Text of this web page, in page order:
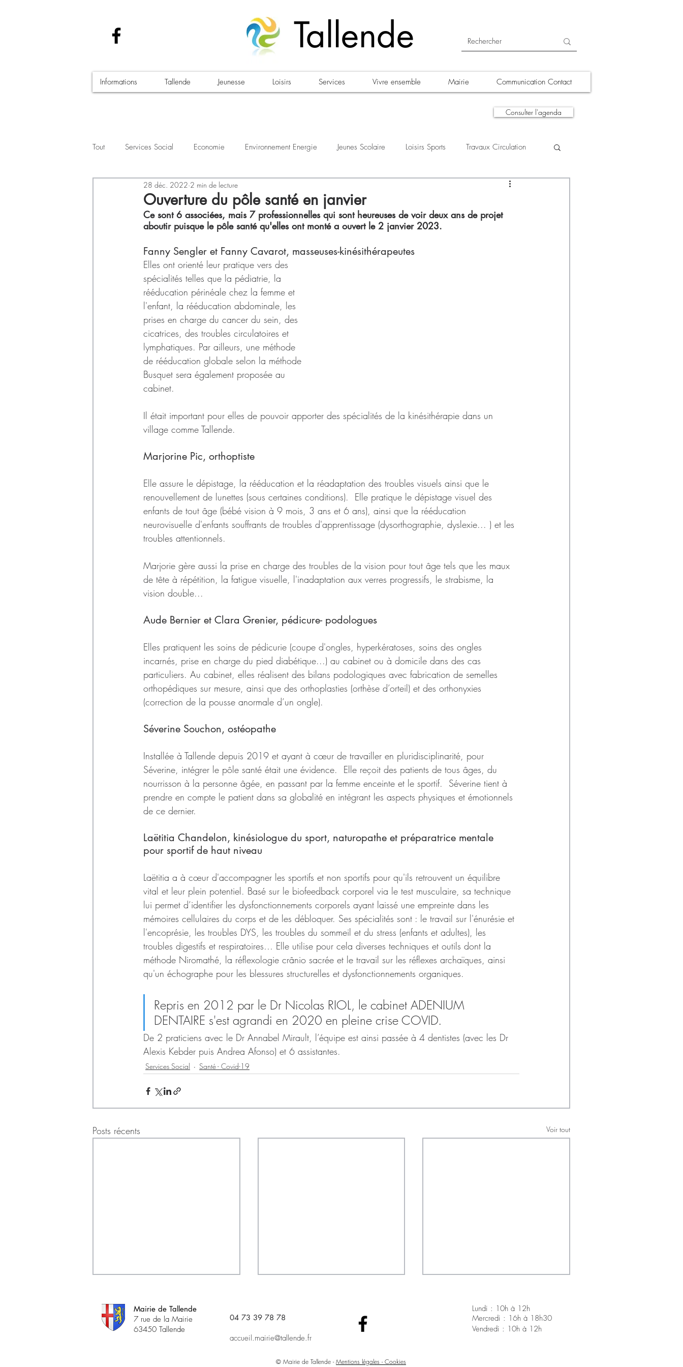
Tallende
Informations Tallende Jeunesse Loisirs Services Vivre ensemble Mairie Communication Contact
Consulter l'agenda
Tout Services Social Economie Environnement Energie Jeunes Scolaire Loisirs Sports Travaux Circulation
Santé - Covid-19 Culture Manifestations A la une
Ouverture du pôle santé en janvier
28 déc. 2022 2 min de lecture
Ce sont 6 associées, mais 7 professionnelles qui sont heureuses de voir deux ans de projet
aboutir puisque le pôle santé qu'elles ont monté a ouvert le 2 janvier 2023.
Fanny Sengler et Fanny Cavarot, masseuses-kinésithérapeutes
Elles ont orienté leur pratique vers des
spécialités telles que la pédiatrie, la
rééducation périnéale chez la femme et
l'enfant, la rééducation abdominale, les
prises en charge du cancer du sein, des
cicatrices, des troubles circulatoires et
lymphatiques. Par ailleurs, une méthode
de rééducation globale selon la méthode
Busquet sera également proposée au
cabinet.
Il était important pour elles de pouvoir apporter des spécialités de la kinésithérapie dans un
village comme Tallende.
Marjorine Pic, orthoptiste
Elle assure le dépistage, la rééducation et la réadaptation des troubles visuels ainsi que le
renouvellement de lunettes (sous certaines conditions).  Elle pratique le dépistage visuel des
enfants de tout âge (bébé vision à 9 mois, 3 ans et 6 ans), ainsi que la rééducation
neurovisuelle d'enfants souffrants de troubles d'apprentissage (dysorthographie, dyslexie... ) et les
troubles attentionnels.
Marjorie gère aussi la prise en charge des troubles de la vision pour tout âge tels que les maux
de tête à répétition, la fatigue visuelle, l'inadaptation aux verres progressifs, le strabisme, la
vision double...
Aude Bernier et Clara Grenier, pédicure- podologues
Elles pratiquent les soins de pédicurie (coupe d'ongles, hyperkératoses, soins des ongles
incarnés, prise en charge du pied diabétique...) au cabinet ou à domicile dans des cas
particuliers. Au cabinet, elles réalisent des bilans podologiques avec fabrication de semelles
orthopédiques sur mesure, ainsi que des orthoplasties (orthèse d’orteil) et des orthonyxies
(correction de la pousse anormale d’un ongle).
Séverine Souchon, ostéopathe
Installée à Tallende depuis 2019 et ayant à cœur de travailler en pluridisciplinarité, pour
Séverine, intégrer le pôle santé était une évidence.  Elle reçoit des patients de tous âges, du
nourrisson à la personne âgée, en passant par la femme enceinte et le sportif.  Séverine tient à
prendre en compte le patient dans sa globalité en intégrant les aspects physiques et émotionnels
de ce dernier.
Laëtitia Chandelon, kinésiologue du sport, naturopathe et préparatrice mentale
pour sportif de haut niveau
Laëtitia a à cœur d'accompagner les sportifs et non sportifs pour qu'ils retrouvent un équilibre
vital et leur plein potentiel. Basé sur le biofeedback corporel via le test musculaire, sa technique
lui permet d’identifier les dysfonctionnements corporels ayant laissé une empreinte dans les
mémoires cellulaires du corps et de les débloquer. Ses spécialités sont : le travail sur l'énurésie et
l'encoprésie, les troubles DYS, les troubles du sommeil et du stress (enfants et adultes), les
troubles digestifs et respiratoires… Elle utilise pour cela diverses techniques et outils dont la
méthode Niromathé, la réflexologie crânio sacrée et le travail sur les réflexes archaïques, ainsi
qu'un échographe pour les blessures structurelles et dysfonctionnements organiques.
Repris en 2012 par le Dr Nicolas RIOL, le cabinet ADENIUM
DENTAIRE s'est agrandi en 2020 en pleine crise COVID.
De 2 praticiens avec le Dr Annabel Mirault, l’équipe est ainsi passée à 4 dentistes (avec les Dr
Alexis Kebder puis Andrea Afonso) et 6 assistantes.
Services Social Santé - Covid-19
Posts récents Voir tout
Mairie de Tallende
7 rue de la Mairie
63450 Tallende
04 73 39 78 78​
accueil.mairie@tallende.fr
Lundi : 10h à 12h
Mercredi : 16h à 18h30
Vendredi : 10h à 12h
© Mairie de Tallende -Mentions légales - Cookies